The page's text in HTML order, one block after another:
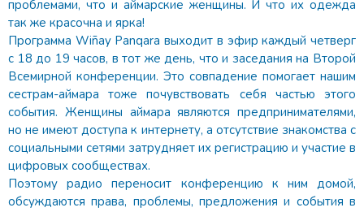
проблемами, что и аймарские женщины. И что их одежда
так же красочна и ярка!
Программа Wiñay Panqara выходит в эфир каждый четверг
с 18 до 19 часов, в тот же день, что и заседания на Второй
Всемирной конференции. Это совпадение помогает нашим
сестрам-аймара тоже почувствовать себя частью этого
события. Женщины аймара являются предпринимателями,
но не имеют доступа к интернету, а отсутствие знакомства с
социальными сетями затрудняет их регистрацию и участие в
цифровых сообществах.
Поэтому радио переносит конференцию к ним домой,
обсуждаются права, проблемы, предложения и события в